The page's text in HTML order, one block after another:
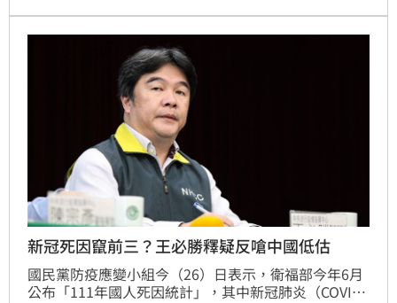
新冠死因竄前三？王必勝釋疑反嗆中國低估
國民黨防疫應變小組今（26）日表示，衛福部今年6月
公布「111年國人死因統計」，其中新冠肺炎（COVID-